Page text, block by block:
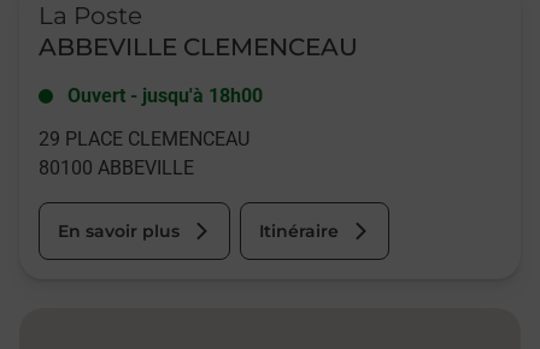
La Poste
ABBEVILLE CLEMENCEAU
Ouvert - jusqu'à 18h00
29 PLACE CLEMENCEAU
80100 ABBEVILLE
En savoir plus Itinéraire